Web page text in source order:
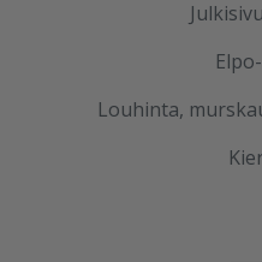
Louhinta,